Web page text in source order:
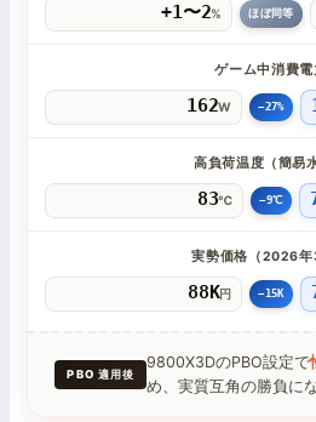
+1〜2% ほぼ同等
ゲーム中消費電
162W −27%
高負荷温度（簡易
83℃ −9℃
実勢価格（2026年
88K円 −15K
PBO 適用後
9800X3DのPBO設定で
め、実質互角の勝負に